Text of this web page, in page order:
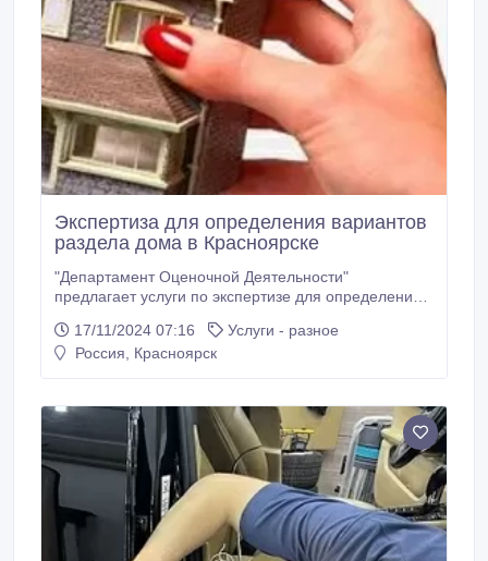
Экспертиза для определения вариантов
раздела дома в Красноярске
"Департамент Оценочной Деятельности"
предлагает услуги по экспертизе для определения
вам разработать оптимальные варианты раздела
жилого объекта между собственниками.
заключения - Оперативное проведение экспертизы
- Услуги для физических лиц - Оформление
документов - Консультация и экспертное
сопровождение Наши специалисты проводят
тщательный анализ и проверку состояния дома,
чтобы предоставить вам наиболее точные и
обоснованные варианты раздела.
17/11/2024 07:16
Услуги - разное
Россия, Красноярск